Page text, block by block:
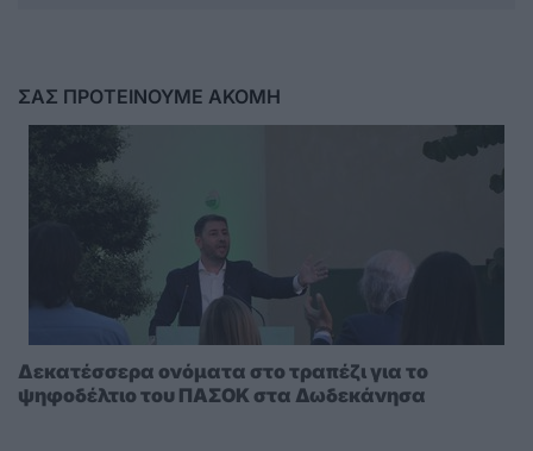
ΣΑΣ ΠΡΟΤΕΙΝΟΥΜΕ ΑΚΟΜΗ
Δεκατέσσερα ονόματα στο τραπέζι για το
ψηφοδέλτιο του ΠΑΣΟΚ στα Δωδεκάνησα